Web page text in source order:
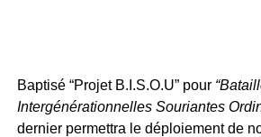
Baptisé “Projet B.I.S.O.U” pour
Intergénérationnelles Souriantes
dernier permettra le déploiement de